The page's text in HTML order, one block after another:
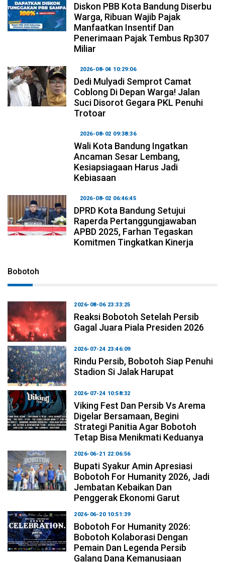
Diskon PBB Kota Bandung Diserbu
Warga, Ribuan Wajib Pajak
Manfaatkan Insentif Dan
Penerimaan Pajak Tembus Rp307
Miliar
2026-08-04 10:29:06
Dedi Mulyadi Semprot Camat
Coblong Di Depan Warga! Jalan
Suci Disorot Gegara PKL Penuhi
Trotoar
2026-08-02 09:38:36
Wali Kota Bandung Ingatkan
Ancaman Sesar Lembang,
Kesiapsiagaan Harus Jadi
Kebiasaan
2026-08-02 06:46:45
DPRD Kota Bandung Setujui
Raperda Pertanggungjawaban
APBD 2025, Farhan Tegaskan
Komitmen Tingkatkan Kinerja
Bobotoh
2026-08-06 23:33:25
Reaksi Bobotoh Setelah Persib
Gagal Juara Piala Presiden 2026
2026-07-24 23:46:09
Rindu Persib, Bobotoh Siap Penuhi
Stadion Si Jalak Harupat
2026-07-24 10:58:32
Viking Fest Dan Persib Vs Arema
Digelar Bersamaan, Begini
Strategi Panitia Agar Bobotoh
Tetap Bisa Menikmati Keduanya
2026-06-21 22:06:56
Bupati Syakur Amin Apresiasi
Bobotoh For Humanity 2026, Jadi
Jembatan Kebaikan Dan
Penggerak Ekonomi Garut
2026-06-20 10:51:39
Bobotoh For Humanity 2026:
Bobotoh Kolaborasi Dengan
Pemain Dan Legenda Persib
Galang Dana Kemanusiaan